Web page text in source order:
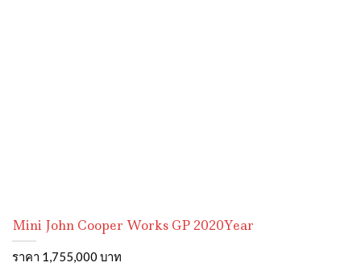
Mini John Cooper Works GP 2020Year
ราคา 1,755,000 บาท